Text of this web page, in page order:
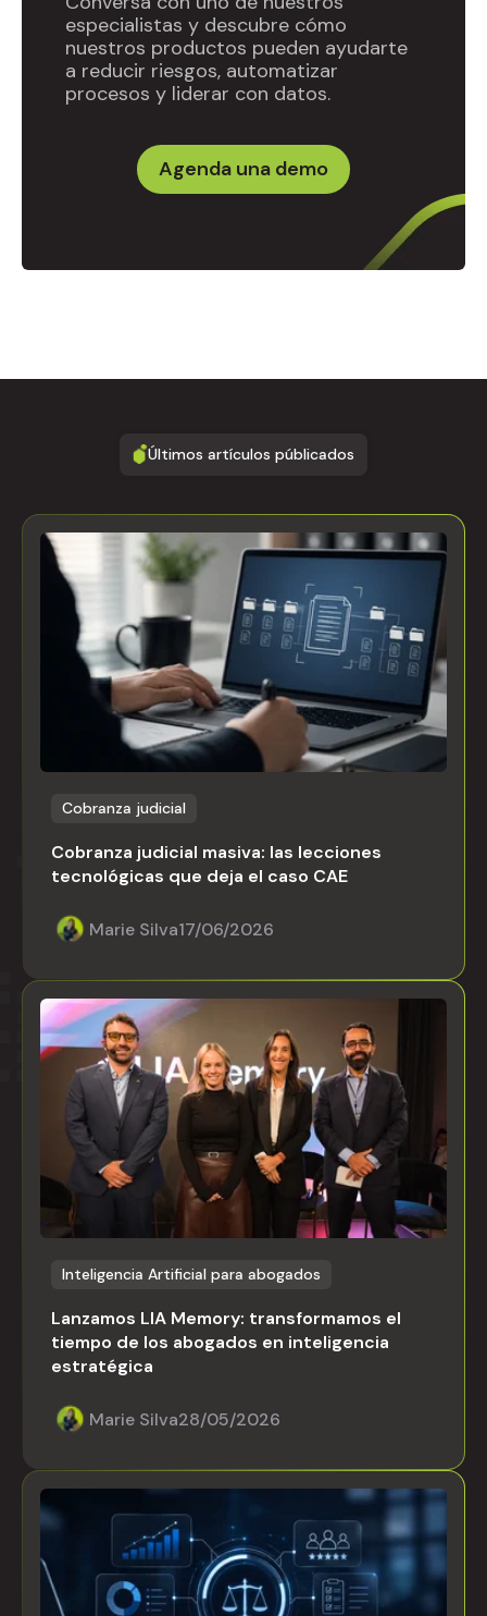
especialistas y descubre cómo
nuestros productos pueden ayudarte
a reducir riesgos, automatizar
procesos y liderar con datos.
Agenda una demo
Últimos artículos públicados
Cobranza judicial
Cobranza judicial masiva: las lecciones
tecnológicas que deja el caso CAE
Marie Silva17/06/2026
Inteligencia Artificial para abogados
Lanzamos LIA Memory: transformamos el
tiempo de los abogados en inteligencia
estratégica
Marie Silva28/05/2026